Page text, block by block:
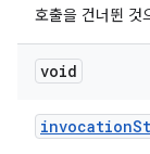
호출을 건너뛴 것
void
invocation